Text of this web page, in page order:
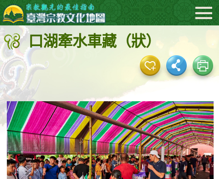
跳
到
主
要
內
容
區
塊
:::
口湖牽水車藏（狀）